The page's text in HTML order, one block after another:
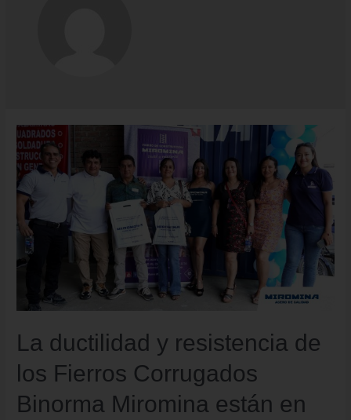
La ductilidad y resistencia de
los Fierros Corrugados
Binorma Miromina están en